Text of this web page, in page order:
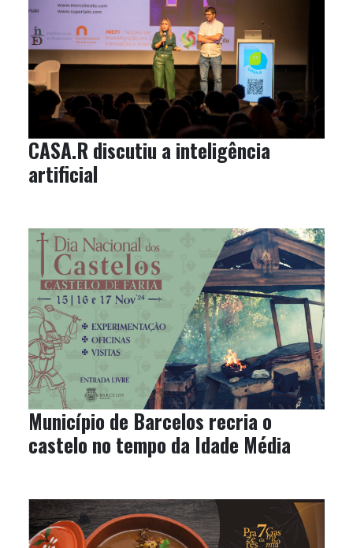
CASA.R discutiu a inteligência
artificial
Município de Barcelos recria o
castelo no tempo da Idade Média